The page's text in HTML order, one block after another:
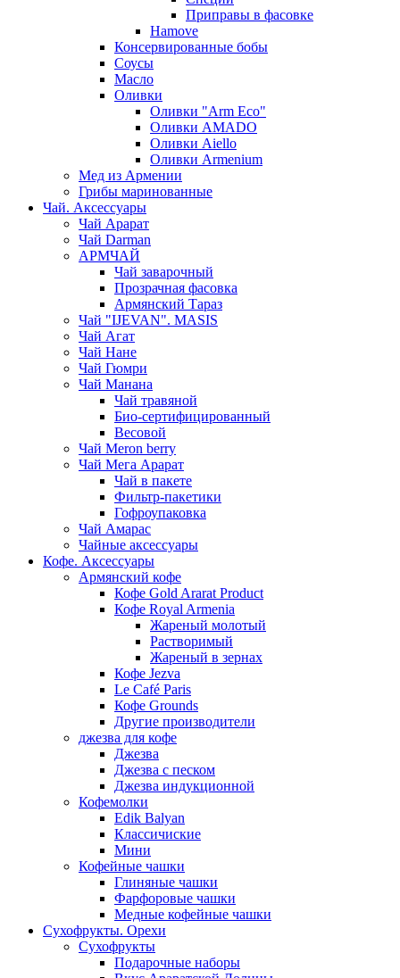
Приправы в фасовке
Hamove
Консервированные бобы
Соусы
Масло
Оливки
Оливки "Arm Eco"
Оливки AMADO
Оливки Aiello
Оливки Armenium
Мед из Армении
Грибы маринованные
Чай. Аксессуары
Чай Арарат
Чай Darman
АРМЧАЙ
Чай заварочный
Прозрачная фасовка
Армянский Тараз
Чай "IJEVAN". MASIS
Чай Агат
Чай Нане
Чай Гюмри
Чай Манана
Чай травяной
Био-сертифицированный
Весовой
Чай Meron berry
Чай Мега Арарат
Чай в пакете
Фильтр-пакетики
Гофроупаковка
Чай Амарас
Чайные аксессуары
Кофе. Аксессуары
Армянский кофе
Кофе Gold Ararat Product
Кофе Royal Armenia
Жареный молотый
Растворимый
Жареный в зернах
Кофе Jezva
Le Café Paris
Кофе Grounds
Другие производители
джезва для кофе
Джезва
Джезва с песком
Джезва индукционной
Кофемолки
Edik Balyan
Классичиские
Мини
Кофейные чашки
Глиняные чашки
Фарфоровые чашки
Медные кофейные чашки
Сухофрукты. Орехи
Сухофрукты
Подарочные наборы